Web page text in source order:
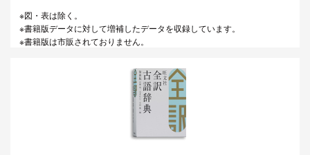
※図・表は除く。
※書籍版データに対して増補したデータを収録しています。
※書籍版は市販されておりません。